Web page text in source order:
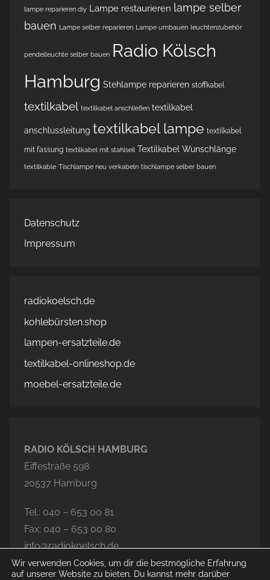
lampe reparieren diy Lampe restaurieren lampe selber
bauen Lampe selber reparieren Lampe umbauen leuchtenzubehör
pendelleuchte selber bauen Radio Kölsch
Hamburg Stehlampe reparieren stoffkabel
textilkabel textilkabel anschließen textilkabel
anschlussleitung textilkabel lampe textilkabel
mit fassung textilkabel mit stahlseil Textilkabel Wunschlänge
textilkable Tischlampe neu verkabeln tischlampe selber bauen
Datenschutz
Impressum
radiokoelsch.de
kohlebürsten.shop
lampen-ersatzteile.de
textilkabel-onlineshop.de
moebel-ersatzteile.de
RADIO KÖLSCH HAMBURG
Eiffestraße 598
20537 Hamburg
Tel.: 040 – 653 00 81
Fax: 040 – 653 00 80
info@radiokoelsch.de
Wir verwenden Cookies, um dir die bestmögliche Erfahrung
auf unserer Website zu bieten. Du kannst mehr darüber